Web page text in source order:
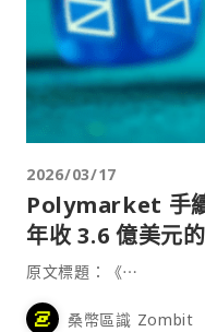
2026/03/17
Polymarket 手
年收 3.6 億美元
原文標題：《⋯
桑幣區識 Zombit